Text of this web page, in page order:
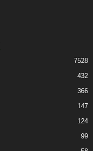
7528
432
366
147
124
99